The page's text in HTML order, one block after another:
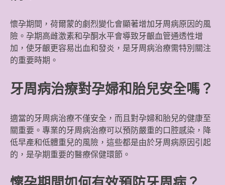
懷孕期間，荷爾蒙的劇烈變化會顯著增加牙周病原因的風
險。孕期高雌激素和孕酮水平會導致牙齦血管通透性增
加，使牙齦更容易出血和發炎，是牙周病治療需特別關注
的重要時期。
牙周病治療對孕婦和胎兒安全嗎？
適當的牙周病治療不僅安全，而且對孕婦和胎兒的健康至
關重要。專業的牙周病治療可以預防嚴重的口腔感染，降
低早產和低體重兒的風險，這些都是由於牙周病原因引起
的，是孕期重要的醫療保健環節。